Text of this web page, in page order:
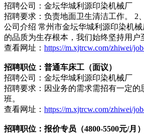
招聘公司：金坛华城利源印染机械厂
招聘要求：负责地面卫生清洁工作。 2
公司介绍 常州市金坛华城利源印染机
的品质为生存根本，我们始终坚持用
查看网址： https://m.xjtrcw.com/zhiwei/
招聘职位：普通车床工（面议）
招聘公司：金坛华城利源印染机械厂
招聘要求：因业务的需求需招有一定
班。
查看网址： https://m.xjtrcw.com/zhiwei/
招聘职位：报价专员（4800-5500元/月）